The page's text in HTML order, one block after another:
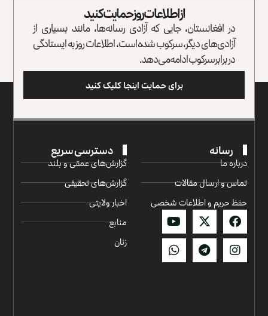
از اطلاعات روز حمایت کنید
در افغانستان، جایی که آزادی رسانه‌ها، مانند بسیاری از
آزادی‌های دیگر، سرکوب شده است، اطلاعات روز به ایستادگی
در برابر سرکوب ادامه می‌دهد.
برای حمایت اینجا کلیک کنید
رسانه
درباره ما
تماس و ارسال مقالات
حفظ حریم و اطلاعات شخصی
دسترسی سریع
گزارش‌‌های عمقی و بلند
گزارش‌های تحقیقی
اخبار ولایتی
منابع
زنان